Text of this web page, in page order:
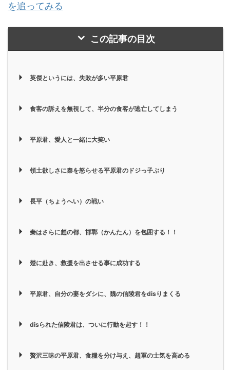
を追ってみる
この記事の目次
英傑というには、失敗が多い平原君
食客の訴えを無視して、半分の食客が逃亡してしまう
平原君、愛人と一緒に大笑い
領土欲しさに秦を怒らせる平原君のドジっ子ぶり
長平（ちょうへい）の戦い
秦はさらに趙の都、邯鄲（かんたん）を包囲する！！
楚に赴き、救援を出させる事に成功する
平原君、自分の妻をダシに、魏の信陵君をdisりまくる
disられた信陵君は、ついに行動を起す！！
贅沢三昧の平原君、食糧を分け与え、趙軍の士気を高める